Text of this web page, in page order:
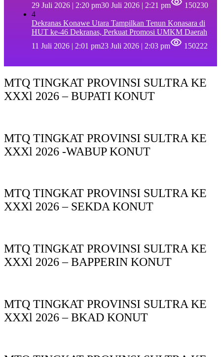
29 Juli 2026 | 2:20 pm30 Juli 2026 | 2:21 pm
150230
4
Dekranas Konawe Utara Tampilkan Tenun Konasara di
HUT ke-46 Dekranas, Perkuat Promosi UMKM Daerah
11 Juli 2026 | 2:01 pm23 Juli 2026 | 2:03 pm 150222
MTQ TINGKAT PROVINSI SULTRA KE
XXXl 2026 – BUPATI KONUT
MTQ TINGKAT PROVINSI SULTRA KE
XXXl 2026 -WABUP KONUT
MTQ TINGKAT PROVINSI SULTRA KE
XXXl 2026 – SEKDA KONUT
MTQ TINGKAT PROVINSI SULTRA KE
XXXl 2026 – BAPPERIN KONUT
MTQ TINGKAT PROVINSI SULTRA KE
XXXl 2026 – BKAD KONUT